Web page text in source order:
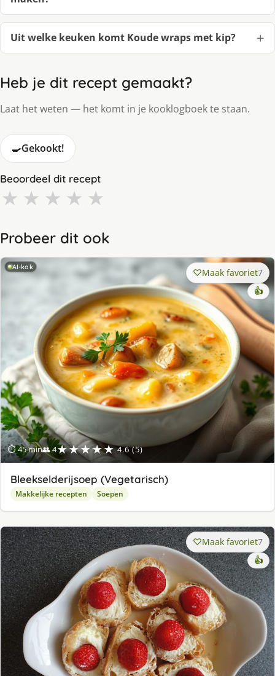
Uit welke keuken komt Koude wraps met kip?
Heb je dit recept gemaakt?
Laat het weten — het komt in je kooklogboek te staan.
🍳Gekookt!
Beoordeel dit recept
★ ★ ★ ★ ★
Probeer dit ook
AI-kok
⏱ 45 min👥 4★★★★★ 4.6 (5)
Maak favoriet7
👍
Bleekselderijsoep (Vegetarisch)
Makkelijke recepten Soepen
Maak favoriet7
👍